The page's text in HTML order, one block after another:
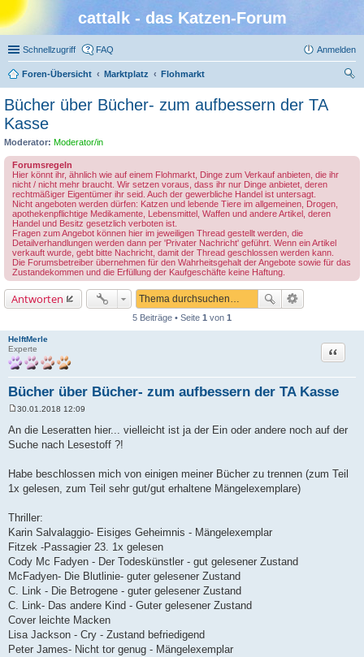
cattalk - das Katzen-Forum
Schnellzugriff FAQ Anmelden
Foren-Übersicht Marktplatz
Flohmarkt
Bücher über Bücher- zum aufbessern der TA
Kasse
Moderator: Moderator/in
Forumsregeln
Hier könnt ihr, ähnlich wie auf einem Flohmarkt, Dinge zum Verkauf anbieten, die ihr
nicht / nicht mehr braucht. Wir setzen voraus, dass ihr nur Dinge anbietet, deren
rechtmäßiger Eigentümer ihr seid. Auch der gewerbliche Handel ist untersagt.
Nicht angeboten werden dürfen: Katzen und lebende Tiere im allgemeinen, Drogen,
apothekenpflichtige Medikamente, Lebensmittel, Waffen und andere Artikel, deren
Handel und Besitz gesetzlich verboten ist.
Fragen zum Angebot können hier im jeweiligen Thread gestellt werden, die
Detailverhandlungen werden dann per 'Privater Nachricht' geführt. Wenn ein Artikel
verkauft wurde, gebt bitte Nachricht, damit der Thread geschlossen werden kann.
Die Forumsbetreiber übernehmen für den Wahrheitsgehalt der Angebote sowie für das
Zustandekommen und die Erfüllung der Kaufgeschäfte keine Haftung.
Antworten
5 Beiträge • Seite 1 von 1
HelftMerle
Experte
Bücher über Bücher- zum aufbessern der TA Kasse
Zitat
t
g
30.01.2018 12:09
An die Leseratten hier... vielleicht ist ja der Ein oder andere noch auf der
Suche nach Lesestoff ?!
Habe beschlossen mich von einigen meiner Bücher zu trennen (zum Teil
1x gelesen, zum Teil sehr gut/gut erhaltene Mängelexemplare)
Thriller:
Karin Salvalaggio- Eisiges Geheimnis - Mängelexemplar
Fitzek -Passagier 23. 1x gelesen
Cody Mc Fadyen - Der Todeskünstler - gut gelesener Zustand
McFadyen- Die Blutlinie- guter gelesener Zustand
C. Link - Die Betrogene - guter gelesener Zustand
C. Link- Das andere Kind - Guter gelesener Zustand
Cover leichte Macken
Lisa Jackson - Cry - Zustand befriedigend
Peter James- Nicht tor genug - Mängelexemplar